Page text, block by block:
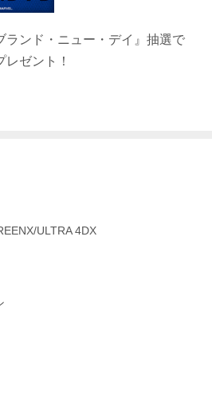
ランド・ニュー・デイ』抽選で
ゼント！
ULTRA 4DX